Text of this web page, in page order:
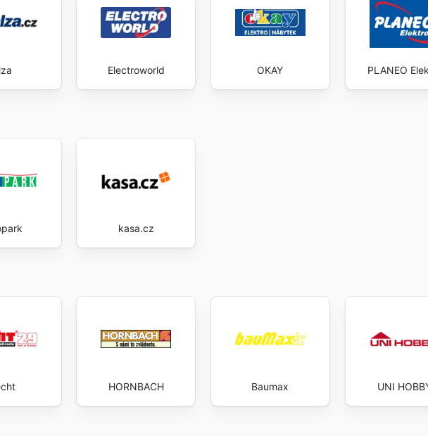
Electroworld OKAY PLANEO
kasa.cz
HORNBACH Baumax UNI